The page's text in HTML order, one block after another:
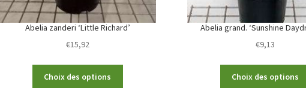
Abelia zanderi ‘Little Richard’
€15,92
Choix des options
Abelia grand. ‘Sunshine
€9,13
Choix des options